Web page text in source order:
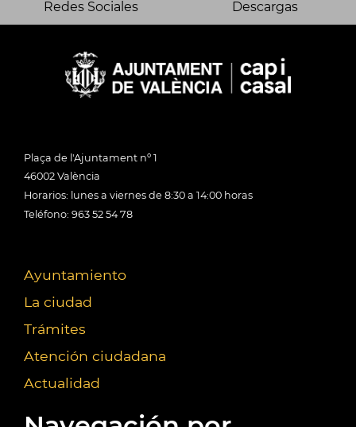
Redes Sociales Descargas
Plaça de l'Ajuntament nº 1
46002 València
Horarios: lunes a viernes de 8:30 a 14:00 horas
Teléfono: 963 52 54 78
Ayuntamiento
La ciudad
Trámites
Atención ciudadana
Actualidad